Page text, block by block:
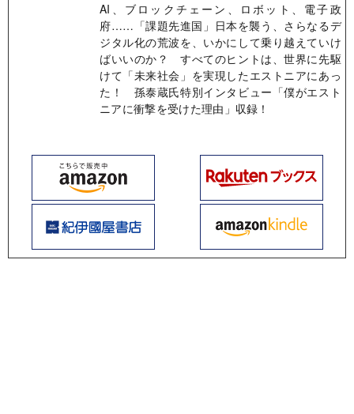
AI、ブロックチェーン、ロボット、電子政
府……「課題先進国」日本を襲う、さらなるデ
ジタル化の荒波を、いかにして乗り越えていけ
ばいいのか？ すべてのヒントは、世界に先駆
けて「未来社会」を実現したエストニアにあっ
た！ 孫泰蔵氏特別インタビュー「僕がエスト
ニアに衝撃を受けた理由」収録！